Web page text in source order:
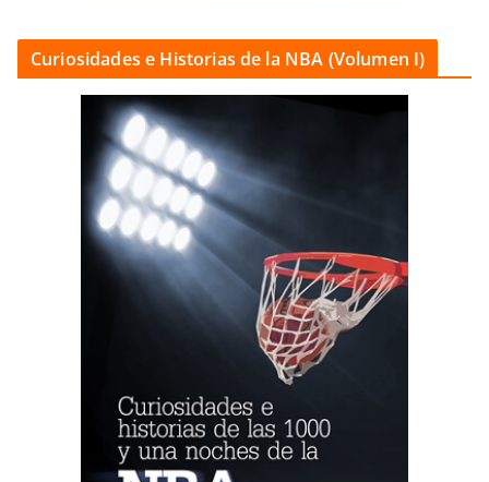
Curiosidades e Historias de la NBA (Volumen I)